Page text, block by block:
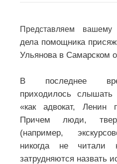
Представляем
дела помощника
Ульянова в Самарском
В последнее
приходилось
«как адвокат, Ленин
Причем люди,
(например,
никогда не
затрудняются назвать